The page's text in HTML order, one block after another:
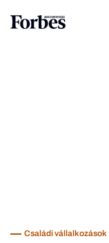
Üzlet
Családi vállalkozások